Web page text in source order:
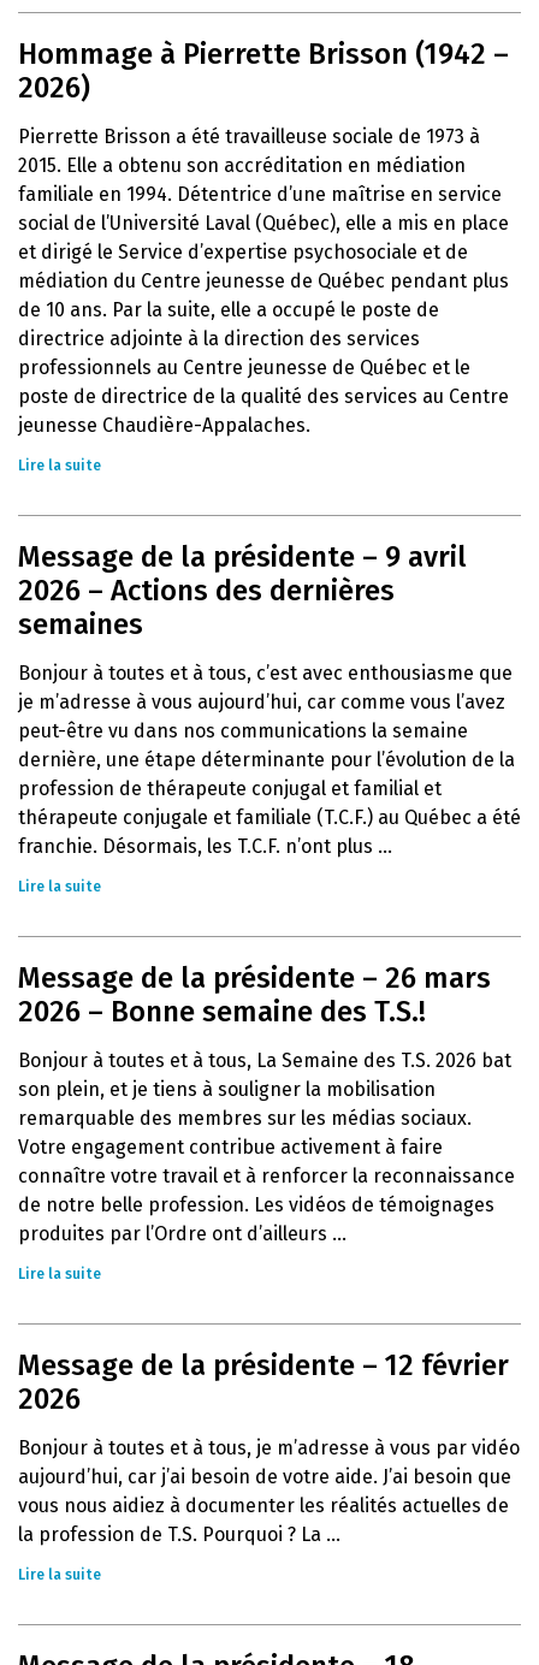
Hommage à Pierrette Brisson (1942 –
2026)
Pierrette Brisson a été travailleuse sociale de 1973 à
2015. Elle a obtenu son accréditation en médiation
familiale en 1994. Détentrice d’une maîtrise en service
social de l’Université Laval (Québec), elle a mis en place
et dirigé le Service d’expertise psychosociale et de
médiation du Centre jeunesse de Québec pendant plus
de 10 ans. Par la suite, elle a occupé le poste de
directrice adjointe à la direction des services
professionnels au Centre jeunesse de Québec et le
poste de directrice de la qualité des services au Centre
jeunesse Chaudière-Appalaches.
Lire la suite
Message de la présidente – 9 avril
2026 – Actions des dernières
semaines
Bonjour à toutes et à tous, c’est avec enthousiasme que
je m’adresse à vous aujourd’hui, car comme vous l’avez
peut-être vu dans nos communications la semaine
dernière, une étape déterminante pour l’évolution de la
profession de thérapeute conjugal et familial et
thérapeute conjugale et familiale (T.C.F.) au Québec a été
franchie. Désormais, les T.C.F. n’ont plus ...
Lire la suite
Message de la présidente – 26 mars
2026 – Bonne semaine des T.S.!
Bonjour à toutes et à tous, La Semaine des T.S. 2026 bat
son plein, et je tiens à souligner la mobilisation
remarquable des membres sur les médias sociaux.
Votre engagement contribue activement à faire
connaître votre travail et à renforcer la reconnaissance
de notre belle profession. Les vidéos de témoignages
produites par l’Ordre ont d’ailleurs ...
Lire la suite
Message de la présidente – 12 février
2026
Bonjour à toutes et à tous, je m’adresse à vous par vidéo
aujourd’hui, car j’ai besoin de votre aide. J’ai besoin que
vous nous aidiez à documenter les réalités actuelles de
la profession de T.S. Pourquoi ? La ...
Lire la suite